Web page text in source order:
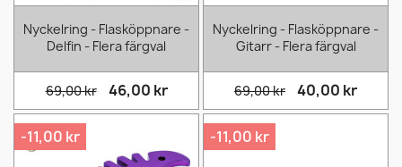
Nyckelring - Flasköppnare -
Delfin - Flera färgval
69,00 kr 46,00 kr
Nyckelring - Flasköppnare -
Gitarr - Flera färgval
69,00 kr 40,00 kr
-11,00 kr -11,00 kr